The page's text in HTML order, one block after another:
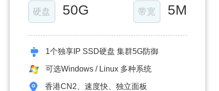
硬盘 50G 带宽 5M
1个独享IP SSD硬盘 集群5G防御
可选Windows / Linux 多种系统
香港CN2、速度快、独立面板